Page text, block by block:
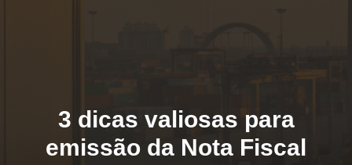
3 dicas valiosas para
emissão da Nota Fiscal